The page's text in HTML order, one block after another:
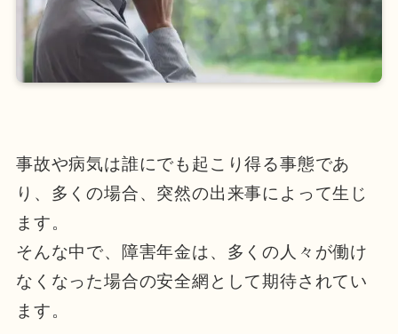
事故や病気は誰にでも起こり得る事態であ
り、多くの場合、突然の出来事によって生じ
ます。
そんな中で、障害年金は、多くの人々が働け
なくなった場合の安全網として期待されてい
ます。